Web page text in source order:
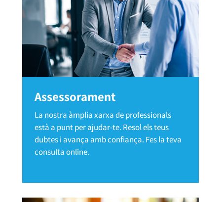
Assessorament
La nostra àmplia xarxa de professionals
està a punt per ajudar-te. Resol els teus
dubtes i avança amb confiança. Fes la teva
consulta online.